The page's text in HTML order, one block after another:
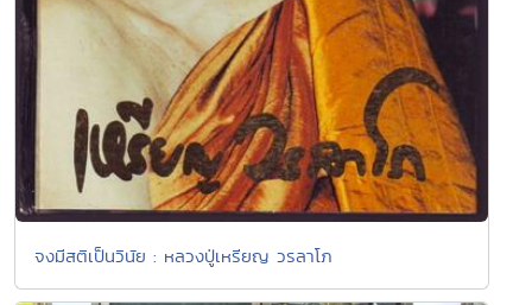
จงมีสติเป็นวินัย : หลวงปู่เหรียญ วรลาโภ